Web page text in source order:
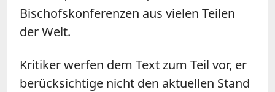
Bischofskonferenzen aus vielen Teilen
der Welt.
Kritiker werfen dem Text zum Teil vor, er
berücksichtige nicht den aktuellen Stand